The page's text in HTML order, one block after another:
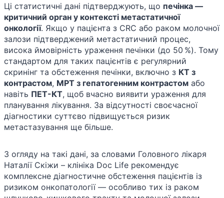
Ці статистичні дані підтверджують, що печінка —
критичний орган у контексті метастатичної
онкології. Якщо у пацієнта з CRC або раком молочної
залози підтверджений метастатичний процес,
висока ймовірність ураження печінки (до 50 %). Тому
стандартом для таких пацієнтів є регулярний
скринінг та обстеження печінки, включно з КТ з
контрастом, МРТ з гепатогенним контрастом або
навіть ПЕТ-КТ, щоб вчасно виявити ураження для
планування лікування. За відсутності своєчасної
діагностики суттєво підвищується ризик
метастазування ще більше.
З огляду на такі дані, за словами Головного лікаря
Наталії Скіжи – клініка Doc Life рекомендує
комплексне діагностичне обстеження пацієнтів із
ризиком онкопатології — особливо тих із раком